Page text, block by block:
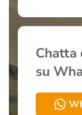
Chatta
su